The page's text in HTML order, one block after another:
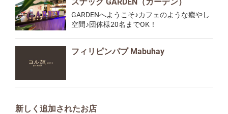
スナック GARDEN（ガーデン）
GARDENへようこそ♪カフェのような癒やし
空間♪団体様20名までOK！
フィリピンパブ Mabuhay
新しく追加されたお店